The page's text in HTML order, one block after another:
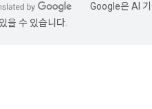
Google은 AI
을 수 있습니다.